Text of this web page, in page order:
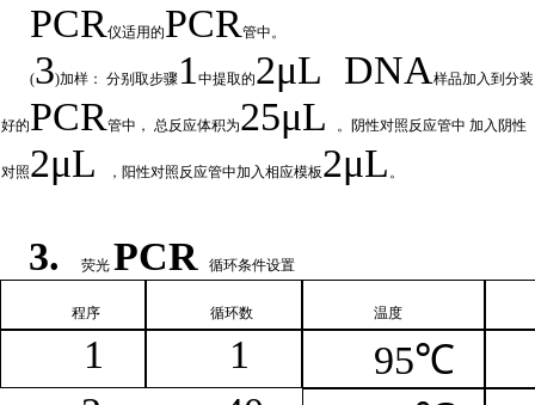
PCR仪适用的PCR管中。
(3)加样： 分别取步骤1 中提取的2μL DNA样品加入到分装
好的PCR管中， 总反应体积为25μL 。阴性对照反应管中 加入阴性
对照2μL ，阳性对照反应管中加入相应模板2μL 。
3. 荧光 PCR 循环条件设置
程序 循环数 温度
1 1
95℃